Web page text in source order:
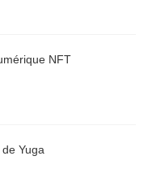
NFT
Yuga